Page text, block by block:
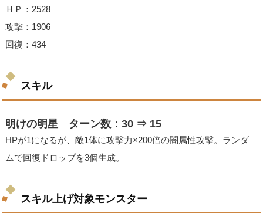
ＨＰ：2528
攻撃：1906
回復：434
スキル
明けの明星 ターン数：30 ⇒ 15
HPが1になるが、敵1体に攻撃力×200倍の闇属性攻撃。ランダ
ムで回復ドロップを3個生成。
スキル上げ対象モンスター